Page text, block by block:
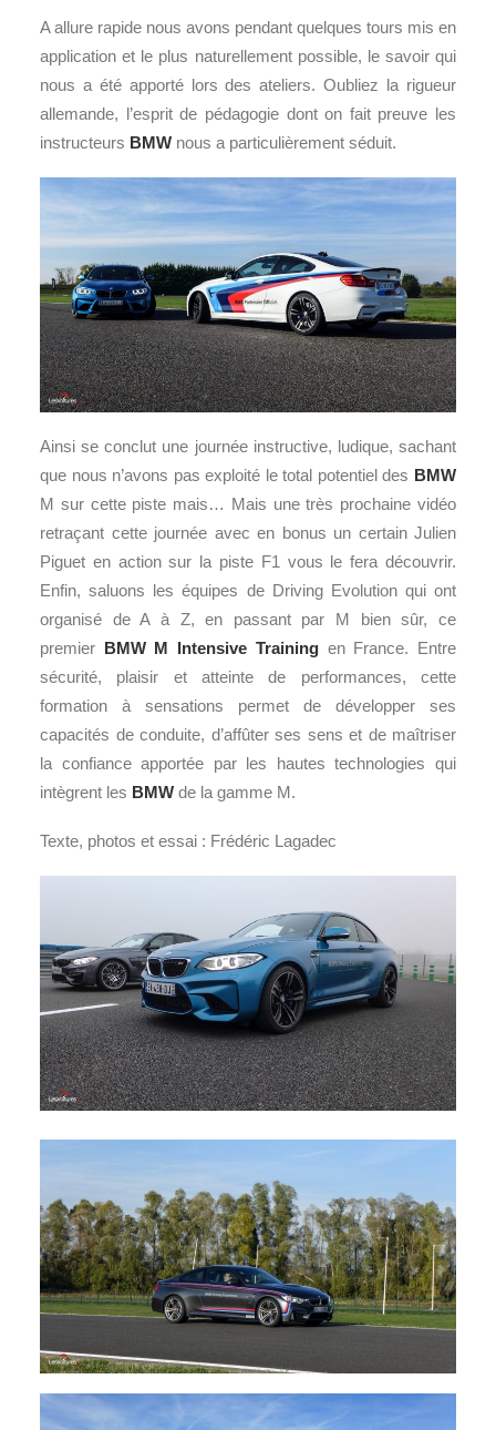
A allure rapide nous avons pendant quelques tours mis en
application et le plus naturellement possible, le savoir qui
nous a été apporté lors des ateliers. Oubliez la rigueur
allemande, l’esprit de pédagogie dont on fait preuve les
instructeurs BMW nous a particulièrement séduit.
Ainsi se conclut une journée instructive, ludique, sachant
que nous n’avons pas exploité le total potentiel des BMW
M sur cette piste mais… Mais une très prochaine vidéo
retraçant cette journée avec en bonus un certain Julien
Piguet en action sur la piste F1 vous le fera découvrir.
Enfin, saluons les équipes de Driving Evolution qui ont
organisé de A à Z, en passant par M bien sûr, ce
premier BMW M Intensive Trainingen France. Entre
sécurité, plaisir et atteinte de performances, cette
formation à sensations permet de développer ses
capacités de conduite, d’affûter ses sens et de maîtriser
la confiance apportée par les hautes technologies qui
intègrent les BMW de la gamme M.
Texte, photos et essai : Frédéric Lagadec